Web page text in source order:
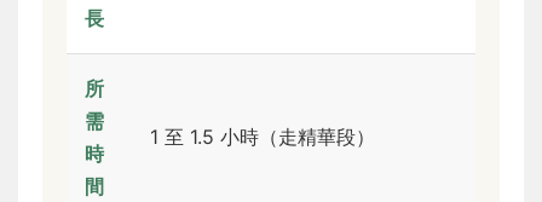
長
所
需
時
間
1 至 1.5 小時（走精華段）